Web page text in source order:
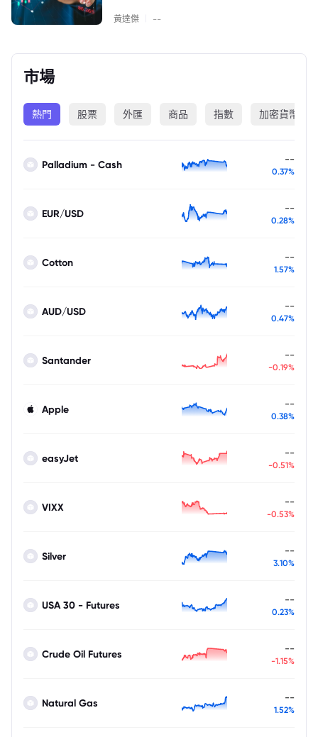
黃達傑 --
市場
熱門 股票 外匯 商品 指數 加密貨幣
Palladium - Cash --
0.37%
EUR/USD --
0.28%
Cotton --
1.57%
AUD/USD --
0.47%
Santander --
-0.19%
Apple --
0.38%
easyJet --
-0.51%
VIXX --
-0.53%
Silver --
3.10%
USA 30 - Futures --
0.23%
Crude Oil Futures --
-1.15%
Natural Gas --
1.52%